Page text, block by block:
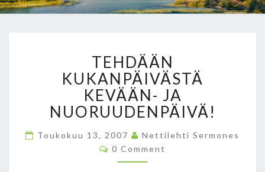
E
H
D
Ä
Ä
K
U
K
TEHDÄÄN
KUKANPÄIVÄSTÄ
KEVÄÄN- JA
NUORUUDENPÄIVÄ!
Toukokuu 13, 2007
Nettilehti Sermones
C
O
0 Comment